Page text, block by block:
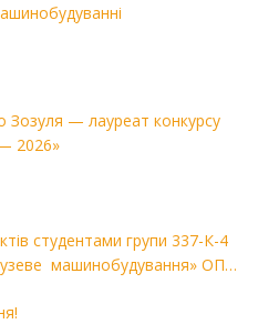
Зозуля — лауреат конкурсу
2026»
студентами групи 337-К-4
машинобудування» ОПП